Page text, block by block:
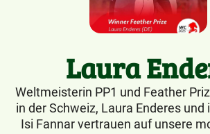
Weltmeisterin PP1 und Feather
in der Schweiz, Laura Enderes
Isi Fannar vertrauen auf unsere
Laura